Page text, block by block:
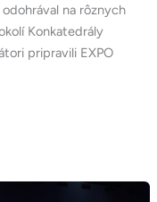
na rôznych
Konkatedrály
pripravili EXPO